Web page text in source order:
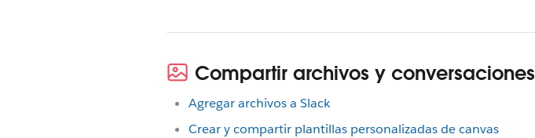
Compartir archivos y conversaciones
Agregar archivos a Slack
Crear y compartir plantillas personalizadas de canvas